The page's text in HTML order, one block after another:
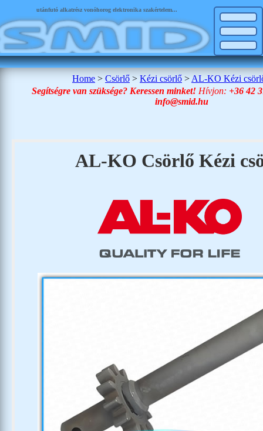
utánfutó alkatrész vonóhorog elektronika szakértelem...
Home > Csörlő > Kézi csörlő > AL-KO Kézi
Segítségre van szüksége? Keressen minket! Hívjon: +36 42
info@smid.hu
AL-KO Csörlő Kézi